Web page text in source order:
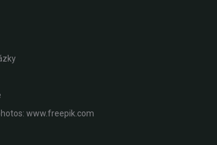
www.freepik.com